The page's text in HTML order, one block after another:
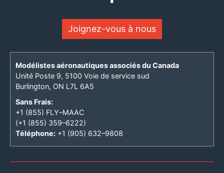
Joignez-vous à nous
Modélistes aéronautiques associés du Canada
Unité Poste 9, 5100 Voie de service sud
Burlington, ON L7L 6A5
Sans Frais:
+1 (855) FLY–MAAC
(+1 (855) 359–6222)
Téléphone: +1 (905) 632–9808